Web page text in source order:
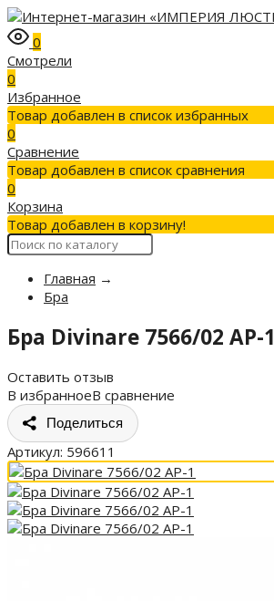
0
Смотрели
0
Избранное
Товар добавлен в список избранных
0
Сравнение
Товар добавлен в список сравнения
0
Корзина
Товар добавлен в корзину!
Главная →
Бра
Бра Divinare 7566/02 AP-1
Оставить отзыв
В избранноеВ сравнение
Поделиться
Артикул: 596611